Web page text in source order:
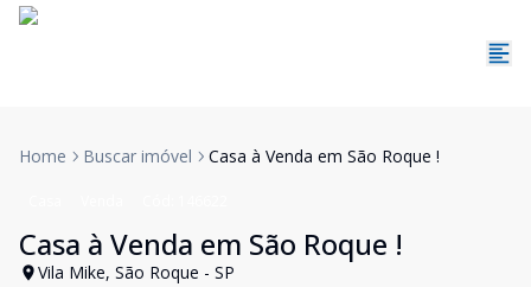
Home Buscar imóvel Casa à Venda em São Roque !
Casa à Venda em São Roque !
Vila Mike, São Roque - SP